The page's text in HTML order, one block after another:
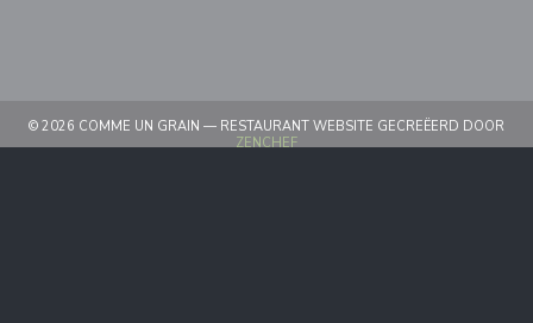
© 2026 COMME UN GRAIN — RESTAURANT WEBSITE GECREËERD DOOR
ZENCHEF((OPENT IN EEN NIEUW VENSTER))